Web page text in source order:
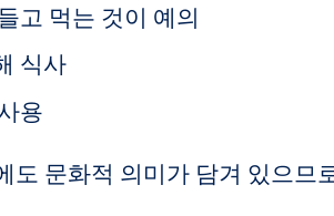
고 먹는 것이 예의
식사
용
도 문화적 의미가 담겨 있으므